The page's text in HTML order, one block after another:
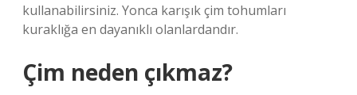
kullanabilirsiniz. Yonca karışık çim tohumları
kuraklığa en dayanıklı olanlardandır.
Çim neden çıkmaz?